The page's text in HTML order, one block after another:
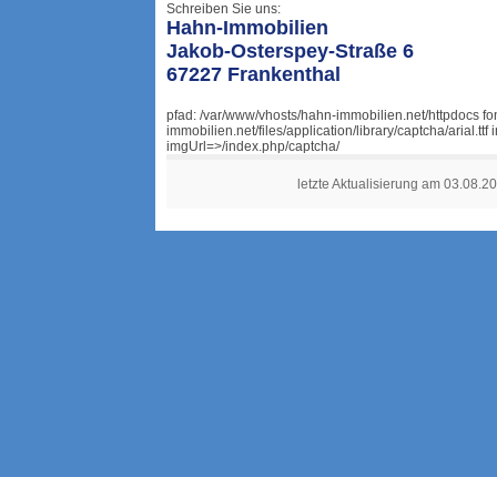
Schreiben Sie uns:
Hahn-Immobilien
Jakob-Osterspey-Straße 6
67227 Frankenthal
pfad: /var/www/vhosts/hahn-immobilien.net/httpdocs
immobilien.net/files/application/library/captcha/
imgUrl=>/index.php/captcha/
letzte Aktualisierung am